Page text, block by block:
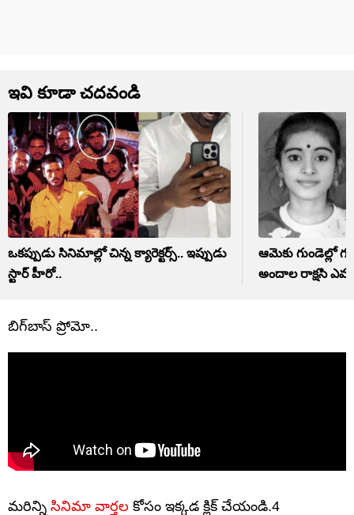
ఇవి కూడా చదవండి
ఒకప్పుడు సినిమాల్లో చిన్న క్యారెక్టర్స్.. ఇప్పుడు
స్టార్ హీరో..
ఆమెకు గుండెల్లో
అందాల రాక్షసి
బిగ్‏బాస్ ప్రోమో..
మరిన్ని సినిమా వార్తల కోసం ఇక్కడ క్లిక్ చేయండి.4